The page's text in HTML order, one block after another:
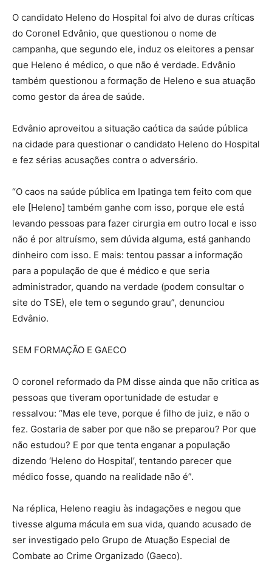
O candidato Heleno do Hospital foi alvo de duras críticas
do Coronel Edvânio, que questionou o nome de
campanha, que segundo ele, induz os eleitores a pensar
que Heleno é médico, o que não é verdade. Edvânio
também questionou a formação de Heleno e sua atuação
como gestor da área de saúde.
Edvânio aproveitou a situação caótica da saúde pública
na cidade para questionar o candidato Heleno do Hospital
e fez sérias acusações contra o adversário.
“O caos na saúde pública em Ipatinga tem feito com que
ele [Heleno] também ganhe com isso, porque ele está
levando pessoas para fazer cirurgia em outro local e isso
não é por altruísmo, sem dúvida alguma, está ganhando
dinheiro com isso. E mais: tentou passar a informação
para a população de que é médico e que seria
administrador, quando na verdade (podem consultar o
site do TSE), ele tem o segundo grau”, denunciou
Edvânio.
SEM FORMAÇÃO E GAECO
O coronel reformado da PM disse ainda que não critica as
pessoas que tiveram oportunidade de estudar e
ressalvou: “Mas ele teve, porque é filho de juiz, e não o
fez. Gostaria de saber por que não se preparou? Por que
não estudou? E por que tenta enganar a população
dizendo ‘Heleno do Hospital’, tentando parecer que
médico fosse, quando na realidade não é”.
Na réplica, Heleno reagiu às indagações e negou que
tivesse alguma mácula em sua vida, quando acusado de
ser investigado pelo Grupo de Atuação Especial de
Combate ao Crime Organizado (Gaeco).